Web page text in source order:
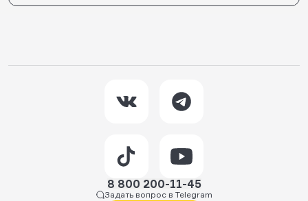
8 800 200-11-45
Задать вопрос в Telegram